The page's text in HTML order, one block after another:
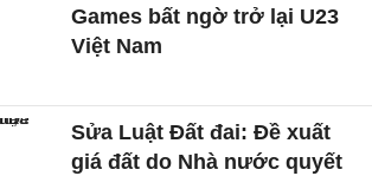
Games bất ngờ trở lại U23
Việt Nam
Sửa Luật Đất đai: Đề xuất
giá đất do Nhà nước quyết